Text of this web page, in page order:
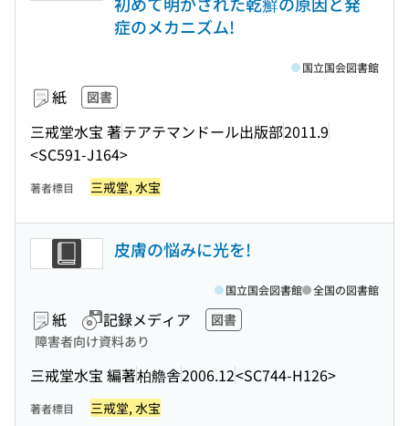
症のメカニズム!
紙 図書
三戒堂水宝 著テアテマンドール出版部2011.9
<SC591-J164>
国立国会図書館
著者標目 三戒堂, 水宝
皮膚の悩みに光を!
紙 記録メディア
図書
障害者向け資料あり
三戒堂水宝 編著柏艪舎2006.12<SC744-H126>
国立国会図書館 全国の図書館
著者標目 三戒堂, 水宝